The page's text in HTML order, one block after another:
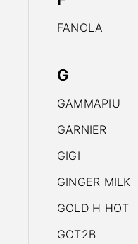
FANOLA
G
GAMMAPIU
GARNIER
GIGI
GINGER MILK
GOLD H HOT
GOT2B